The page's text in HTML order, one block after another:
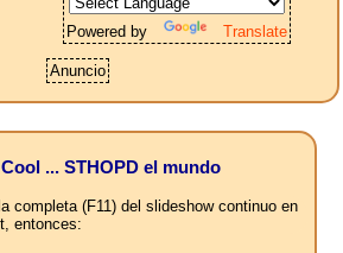
Powered by Translate
Anuncio
... STHOPD el mundo
completa (F11) del slideshow continuo en
entonces: